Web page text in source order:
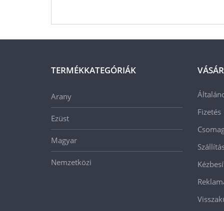
TERMÉKKATEGÓRIÁK
Arany
Ezüst
Magyar
Nemzetközi
Fizetés